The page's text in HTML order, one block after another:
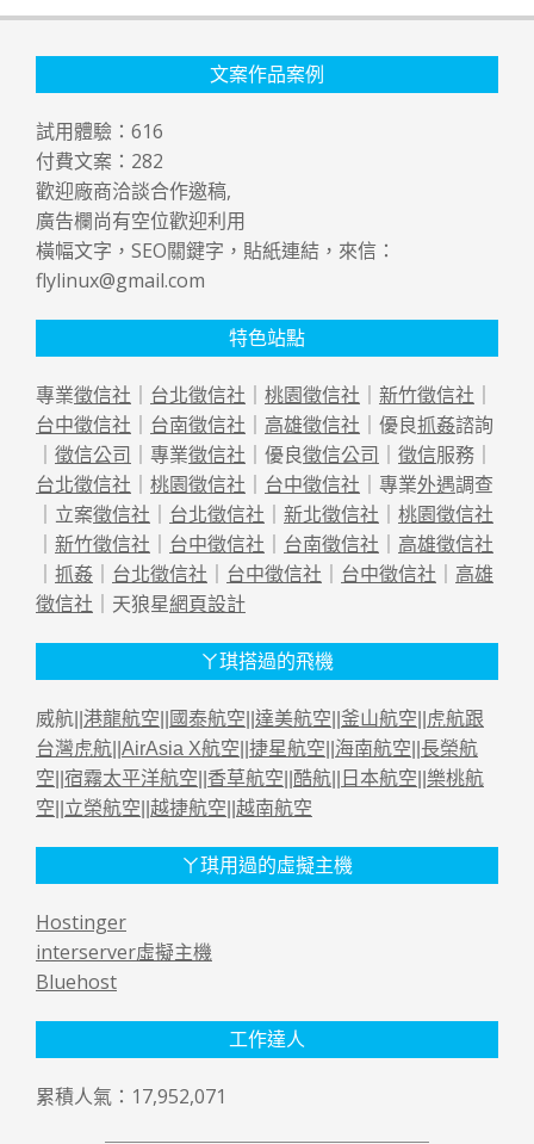
文案作品案例
試用體驗： 616
付費文案： 282
歡迎廠商洽談合作邀稿,
廣告欄尚有空位歡迎利用
橫幅文字，SEO關鍵字，貼紙連結，來信：
flylinux@gmail.com
特色站點
專業徵信社 台北徵信社 桃園徵信社 新竹徵信社
台中徵信社
台南徵信社 高雄徵信社 ｜優良抓姦諮詢
徵信公司 ｜專業徵信社 ｜優良徵信公司 徵信服務｜
台北徵信社
桃園徵信社 台中徵信社 ｜專業外遇調查
｜立案徵信社 台北徵信社 新北徵信社
桃園徵信社
新竹徵信社 台中徵信社 台南徵信社
高雄徵信社
抓姦 台北徵信社 台中徵信社 台中徵信社
高雄
徵信社 ｜天狼星網頁設計
ㄚ琪搭過的飛機
威航|| 港龍航空 國泰航空 達美航空 釜山航空
虎航跟
台灣虎航 AirAsia X航空 捷星航空 海南航空 長榮航
空 宿霧太平洋航空 香草航空 酷航 日本航空 樂桃航
空 立榮航空 越捷航空 越南航空
ㄚ琪用過的虛擬主機
Hostinger
interserver虛擬主機
Bluehost
工作達人
累積人氣：17,952,071